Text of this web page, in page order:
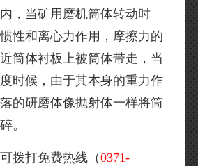
，当矿用磨机筒体转动时
性和离心力作用，摩擦力的
筒体衬板上被筒体带走，当
时候，由于其本身的重力作
的研磨体像抛射体一样将筒
。
拨打免费热线（0371-